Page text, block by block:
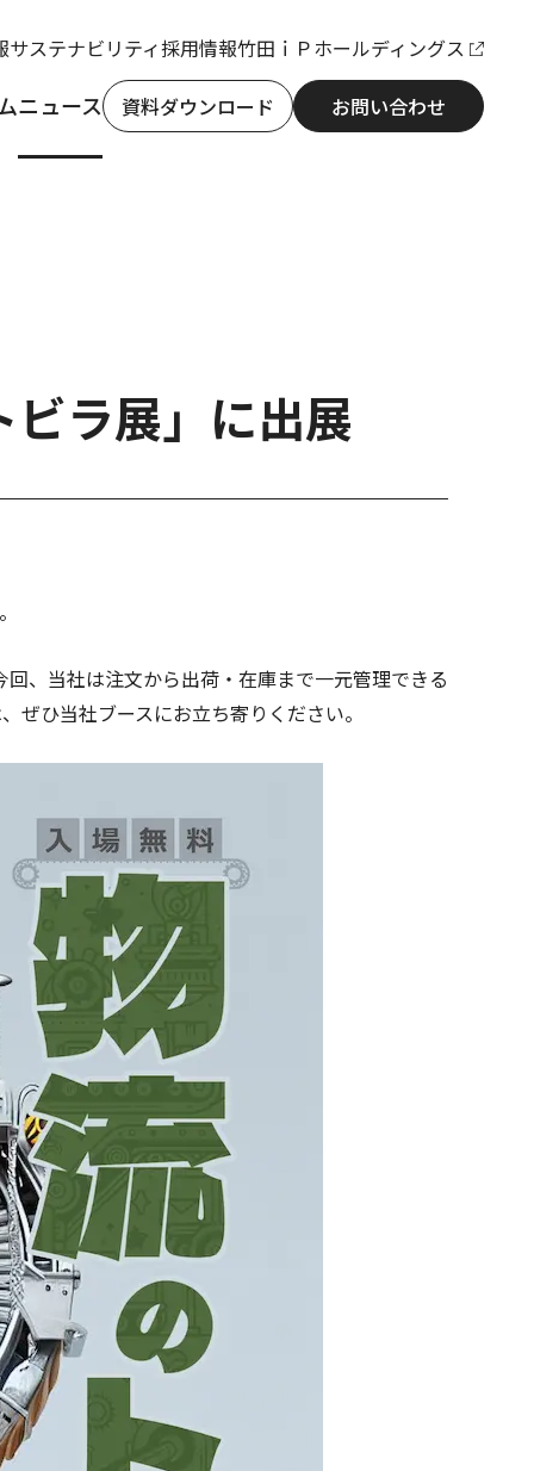
サステナビリティ採用情報竹田ｉＰホールディングス
ニュース 資料ダウンロード お問い合わせ
ラ展」に出展
、当社は注文から出荷・在庫まで一元管理できる
ひ当社ブースにお立ち寄りください。